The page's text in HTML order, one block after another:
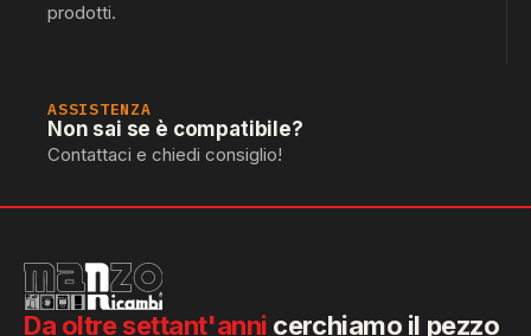
prodotti.
ASSISTENZA
Non sai se è compatibile?
Contattaci e chiedi consiglio!
Da oltre settant'anni cerchiamo il pezzo